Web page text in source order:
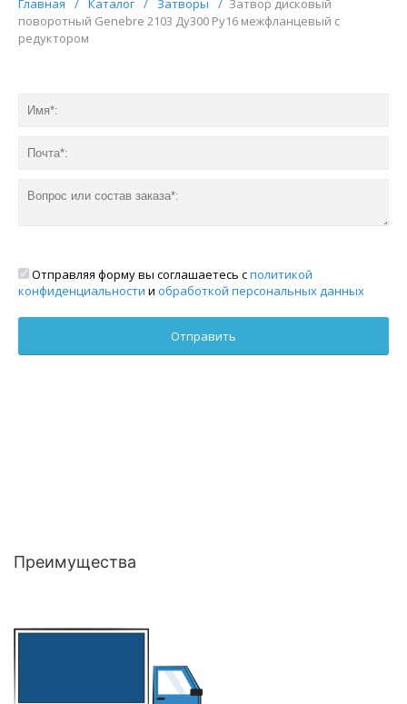
поворотный Genebre 2103 Ду300 Ру16 межфланцевый с
редуктором
Отправляя форму вы соглашаетесь сполитикой
конфиденциальности и обработкой персональных данных
Преимущества